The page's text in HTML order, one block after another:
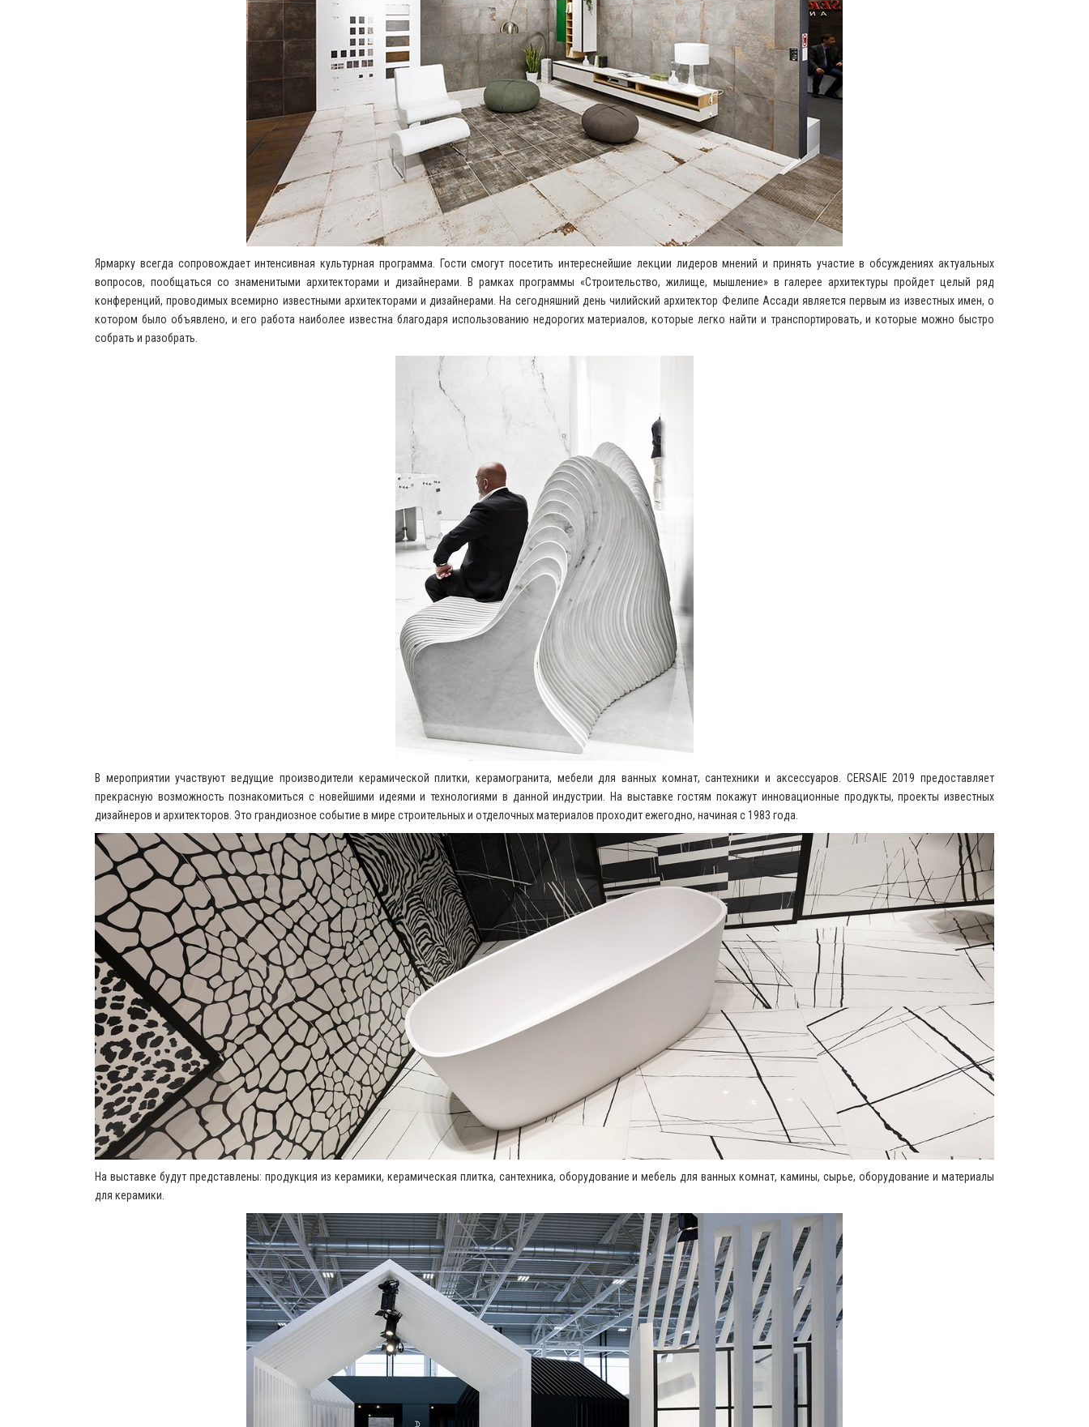
Ярмарку всегда сопровождает интенсивная культурная программа. Гости смогут посетить интереснейшие лекции лидеров мнений и принять участие в обсуждениях актуальных
вопросов, пообщаться со знаменитыми архитекторами и дизайнерами. В рамках программы «Строительство, жилище, мышление» в галерее архитектуры пройдет целый ряд
конференций, проводимых всемирно известными архитекторами и дизайнерами. На сегодняшний день чилийский архитектор Фелипе Ассади является первым из известных имен, о
котором было объявлено, и его работа наиболее известна благодаря использованию недорогих материалов, которые легко найти и транспортировать, и которые можно быстро
собрать и разобрать.
В мероприятии участвуют ведущие производители керамической плитки, керамогранита, мебели для ванных комнат, сантехники и аксессуаров. CERSAIE 2019 предоставляет
прекрасную возможность познакомиться с новейшими идеями и технологиями в данной индустрии. На выставке гостям покажут инновационные продукты, проекты известных
дизайнеров и архитекторов. Это грандиозное событие в мире строительных и отделочных материалов проходит ежегодно, начиная с 1983 года.
На выставке будут представлены: продукция из керамики, керамическая плитка, сантехника, оборудование и мебель для ванных комнат, камины, сырье, оборудование и материалы
для керамики.